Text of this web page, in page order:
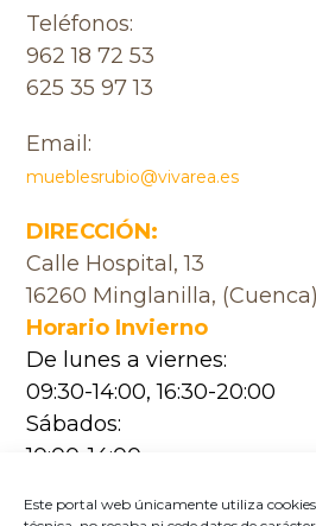
Este portal web únicamente utiliza
Teléfonos:
962 18 72 53
625 35 97 13
Email:
mueblesrubio@vivarea.es
DIRECCIÓN:
Calle Hospital, 13
16260 Minglanilla, (Cuenca)
Horario Invierno
De lunes a viernes:
09:30-14:00, 16:30-20:00
Sábados:
10:00-14:00
De lunes a viernes: